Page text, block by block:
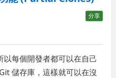
分享
每個開發者都可以在自己
儲存庫，這樣就可以在沒